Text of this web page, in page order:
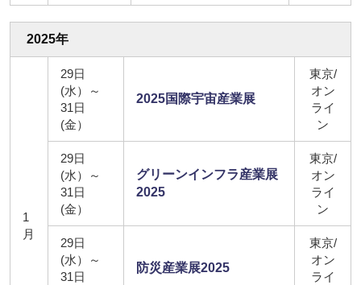
2025年
1
月
29日
(水）～
31日
(金）
2025国際宇宙産業展
東京/
オン
ライ
ン
29日
(水）～
31日
(金）
グリーンインフラ産業展
2025
東京/
オン
ライ
ン
29日
(水）～
31日
防災産業展2025
東京/
オン
ライ